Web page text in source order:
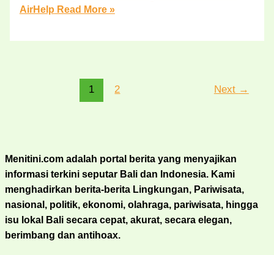
AirHelp Read More »
1 2 Next →
Menitini.com adalah portal berita yang menyajikan
informasi terkini seputar Bali dan Indonesia. Kami
menghadirkan berita-berita Lingkungan, Pariwisata,
nasional, politik, ekonomi, olahraga, pariwisata, hingga
isu lokal Bali secara cepat, akurat, secara elegan,
berimbang dan antihoax.